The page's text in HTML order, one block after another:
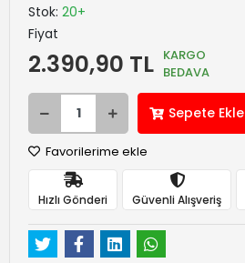
Stok: 20+
Fiyat
2.390,90 TL KARGO
BEDAVA
Sepete Ekle
Favorilerime ekle
Hızlı Gönderi Güvenli Alışveriş